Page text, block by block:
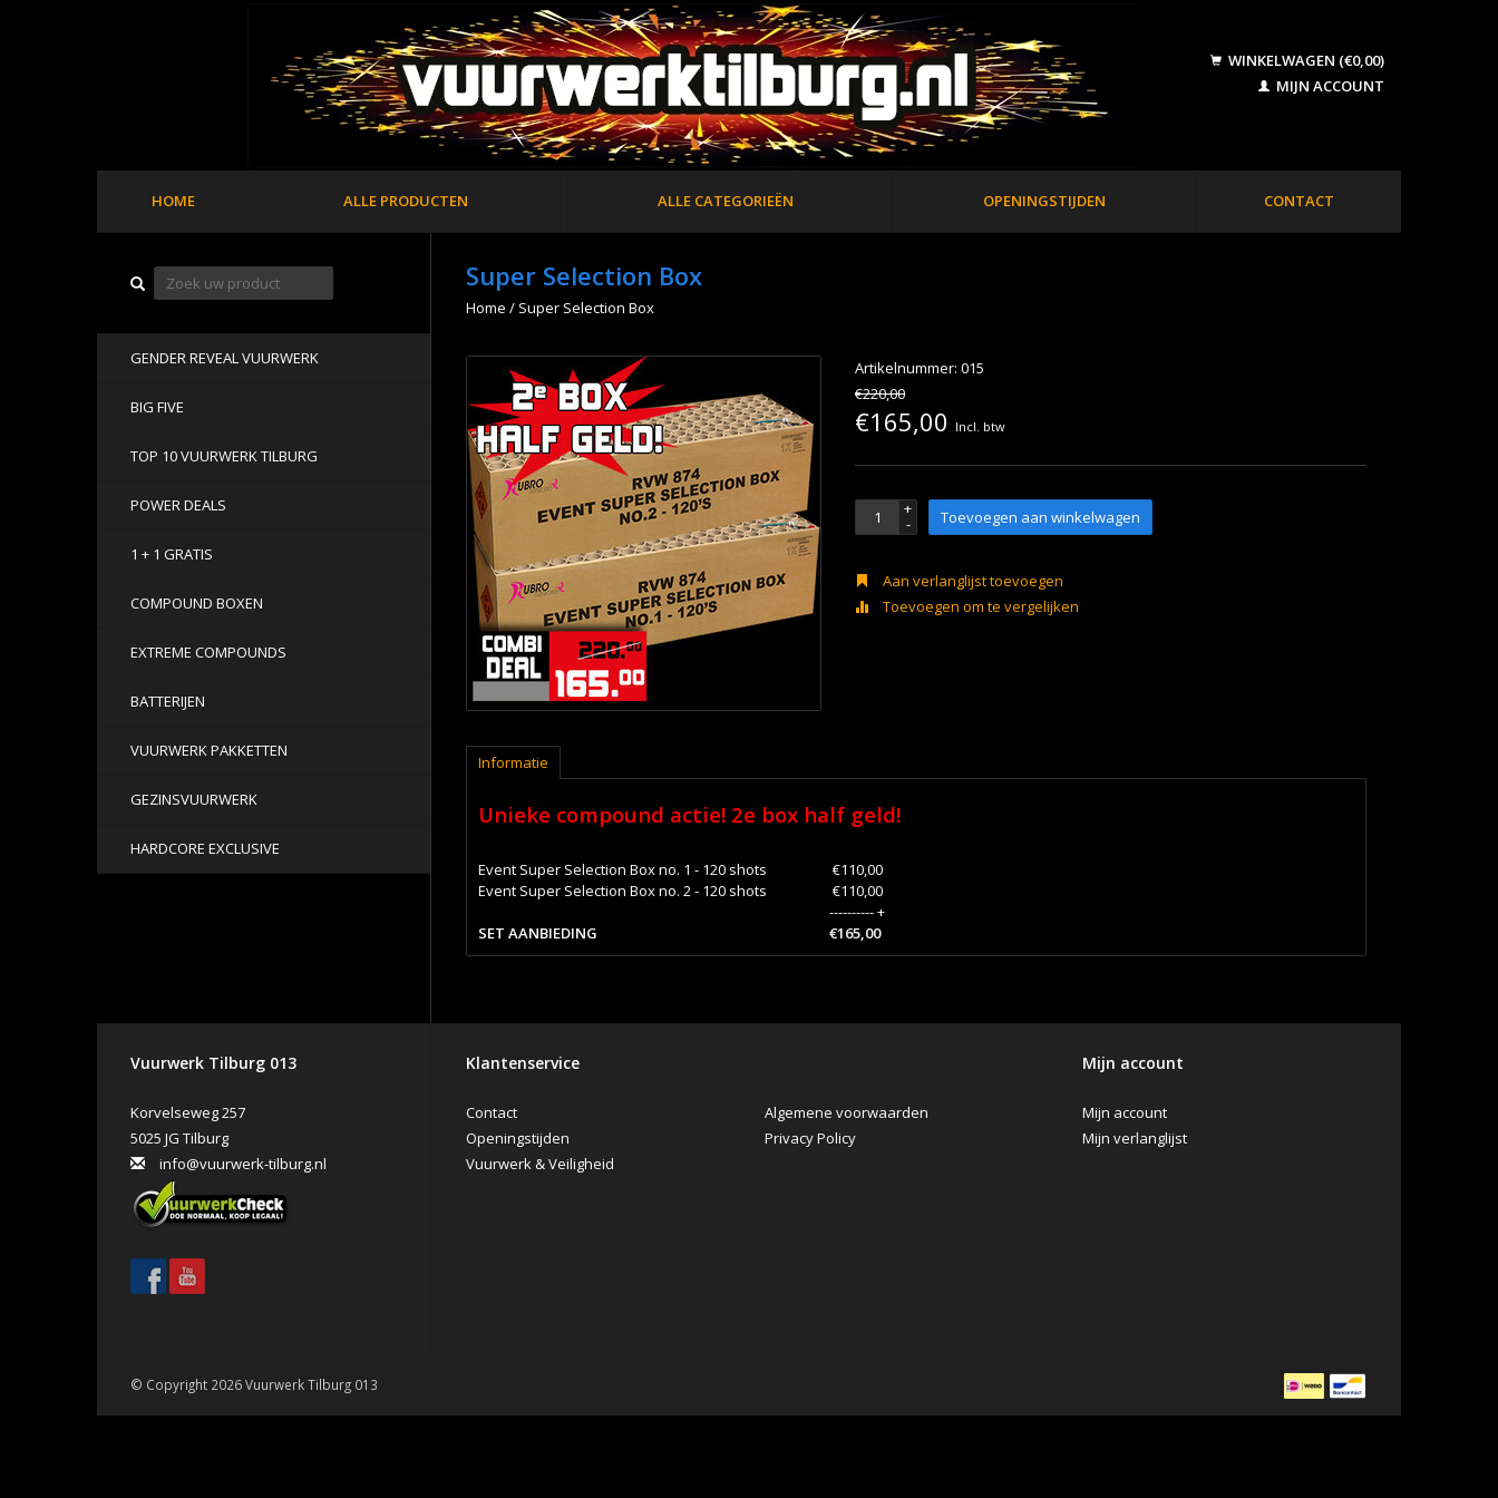
WINKELWAGEN (€0,00)
MIJN ACCOUNT
HOME ALLE PRODUCTEN ALLE CATEGORIEËN OPENINGSTIJDEN CONTACT
GENDER REVEAL VUURWERK
BIG FIVE
TOP 10 VUURWERK TILBURG
POWER DEALS
1 + 1 GRATIS
COMPOUND BOXEN
EXTREME COMPOUNDS
BATTERIJEN
VUURWERK PAKKETTEN
GEZINSVUURWERK
HARDCORE EXCLUSIVE
Super Selection Box
Home / Super Selection Box
Artikelnummer: 015
€220,00
€165,00 Incl. btw
+
- Toevoegen aan winkelwagen
Aan verlanglijst toevoegen
Toevoegen om te vergelijken
Informatie
Unieke compound actie! 2e box half geld!
Event Super Selection Box no. 1 - 120 shots
€110,00
Event Super Selection Box no. 2 - 120 shots
€110,00
---------- +
SET AANBIEDING
€165,00
Vuurwerk Tilburg 013
Korvelseweg 257
5025 JG Tilburg
info@vuurwerk-tilburg.nl
Klantenservice
Contact
Openingstijden
Vuurwerk & Veiligheid
Algemene voorwaarden
Privacy Policy
Mijn account
Mijn account
Mijn verlanglijst
© Copyright 2026 Vuurwerk Tilburg 013